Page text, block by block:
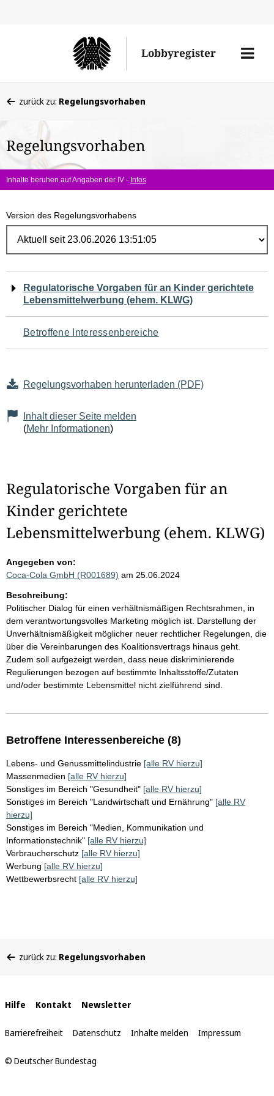
Lobbyregister
Menü
befinden
hier:
zurück zu: Regelungsvorhaben
Regelungsvorhaben
Inhalte beruhen auf Angaben der IV - Infos
Version des Regelungsvorhabens
Navigation
für
den
Regulatorische Vorgaben für an Kinder gerichtete
Lebensmittelwerbung (ehem. KLWG)
Betroffene Interessenbereiche
Regelungsvorhaben herunterladen (PDF)
Inhalt dieser Seite melden
(Mehr Informationen)
Regulatorische Vorgaben für an
Kinder gerichtete
Lebensmittelwerbung (ehem. KLWG)
Angegeben von:
Coca-Cola GmbH (R001689) am 25.06.2024
Beschreibung:
Politischer Dialog für einen verhältnismäßigen Rechtsrahmen, in
dem verantwortungsvolles Marketing möglich ist. Darstellung der
Unverhältnismäßigkeit möglicher neuer rechtlicher Regelungen, die
über die Vereinbarungen des Koalitionsvertrags hinaus geht.
Zudem soll aufgezeigt werden, dass neue diskriminierende
Regulierungen bezogen auf bestimmte Inhaltsstoffe/Zutaten
und/oder bestimmte Lebensmittel nicht zielführend sind.
Betroffene Interessenbereiche (8)
Lebens- und Genussmittelindustrie [alle RV hierzu]
Massenmedien [alle RV hierzu]
Sonstiges im Bereich "Gesundheit" [alle RV hierzu]
Sonstiges im Bereich "Landwirtschaft und Ernährung" [alle RV
hierzu]
Sonstiges im Bereich "Medien, Kommunikation und
Informationstechnik" [alle RV hierzu]
Verbraucherschutz [alle RV hierzu]
Werbung [alle RV hierzu]
Wettbewerbsrecht [alle RV hierzu]
befinden
zurück zu: Regelungsvorhaben
Interne
Links
Hilfe Kontakt Newsletter
Barrierefreiheit Datenschutz Inhalte melden Impressum
© Deutscher Bundestag